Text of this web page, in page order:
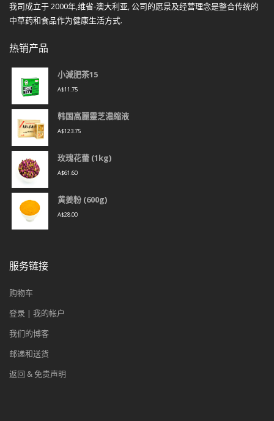
我司成立于 2000年,维省-澳大利亚, 公司的愿景及经营理念是整合传统的
中草药和食品作为健康生活方式.
热销产品
小減肥茶15
A$11.75
韩国高麗靈芝濃縮液
A$123.75
玫瑰花蕾 (1kg)
A$61.60
黄姜粉 (600g)
A$28.00
服务链接
购物车
登录 | 我的帐户
我们的博客
邮递和送货
返回 & 免责声明